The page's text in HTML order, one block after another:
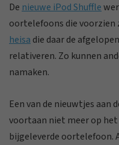
De nieuwe iPod Shuffle
oortelefoons die voorzien
heisa die daar de
relativeren. Zo kunnen
namaken.
Een van de nieuwtjes aan
voortaan niet meer op
bijgeleverde oortelefoon.